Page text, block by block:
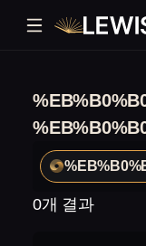
0개 결과